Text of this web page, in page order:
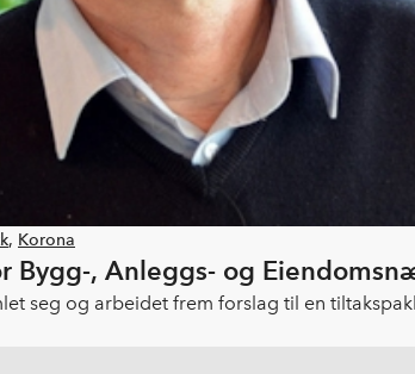
, Korona
Bygg-, Anleggs- og
seg og arbeidet frem forslag til en